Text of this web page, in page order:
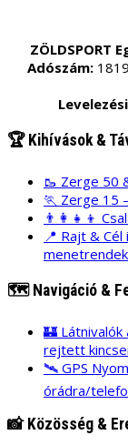
ZÖLDSPORT
Adószám:
🏆 Kihívások &
🥾 Zerge 50
🏃 Zerge 15
👨‍👩‍👧‍👦
📍 Rajt &
🗺️ Navigáció &
🏰
rejtett
🛰️ GPS
órádra/
📸 Közösség &